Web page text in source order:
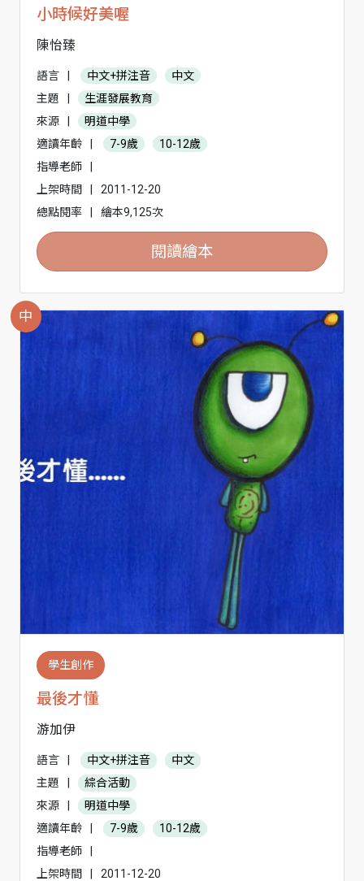
小時候好美喔
陳怡臻
語言 中文+拼注音
中文
主題
生涯發展教育
來源
明道中學
適讀年齡
7-9歲
10-12歲
指導老師
上架時間
2011-12-20
總點閱率
繪本9,125次
閱讀繪本
中
學生創作
最後才懂
游加伊
語言 中文+拼注音
中文
主題
綜合活動
來源
明道中學
適讀年齡
7-9歲
10-12歲
指導老師
上架時間
2011-12-20